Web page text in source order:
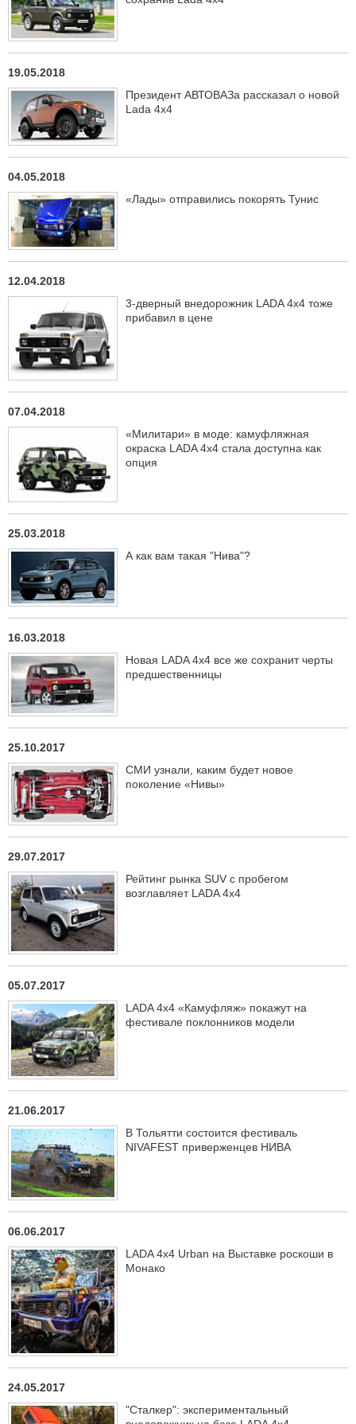
19.05.2018
Президент АВТОВАЗа рассказал о новой
Lada 4x4
04.05.2018
«Лады» отправились покорять Тунис
12.04.2018
3-дверный внедорожник LADA 4x4 тоже
прибавил в цене
07.04.2018
«Милитари» в моде: камуфляжная
окраска LADA 4х4 стала доступна как
опция
25.03.2018
А как вам такая "Нива"?
16.03.2018
Новая LADA 4x4 все же сохранит черты
предшественницы
25.10.2017
СМИ узнали, каким будет новое
поколение «Нивы»
29.07.2017
Рейтинг рынка SUV с пробегом
возглавляет LADA 4x4
05.07.2017
LADA 4х4 «Камуфляж» покажут на
фестивале поклонников модели
21.06.2017
В Тольятти состоится фестиваль
NIVAFEST приверженцев НИВА
06.06.2017
LADA 4x4 Urban на Выставке роскоши в
Монако
24.05.2017
"Сталкер": экспериментальный